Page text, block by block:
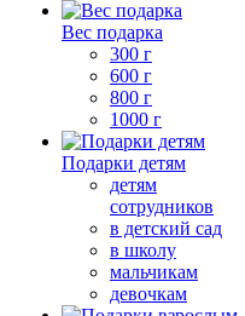
Вес подарка
300 г
600 г
800 г
1000 г
Подарки детям
детям
сотрудников
в детский сад
в школу
мальчикам
девочкам